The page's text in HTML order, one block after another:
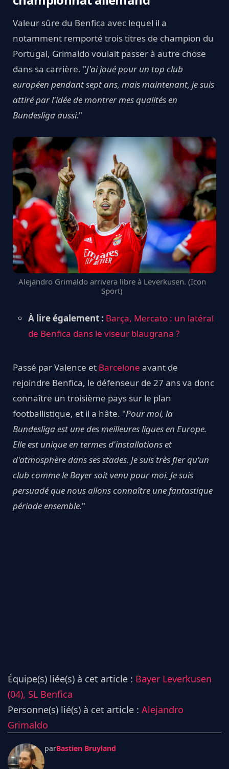
Valeur sûre du Benfica avec lequel il a
notamment remporté trois titres de champion du
Portugal, Grimaldo voulait passer à autre chose
dans sa carrière. "J'ai joué pour un top club
européen pendant sept ans, mais maintenant, je suis
attiré par l'idée de montrer mes qualités en
Bundesliga aussi."
Alejandro Grimaldo arrivera libre à Leverkusen. (Icon
Sport)
À lire également : Barça, Mercato : un latéral
de Benfica dans le viseur blaugrana ?
Passé par Valence et Barcelone avant de
rejoindre Benfica, le défenseur de 27 ans va donc
connaître un troisième pays sur le plan
footballistique, et il a hâte. "Pour moi, la
Bundesliga est une des meilleures ligues en Europe.
Elle est unique en termes d'installations et
d'atmosphère dans ses stades. Je suis très fier qu'un
club comme le Bayer soit venu pour moi. Je suis
persuadé que nous allons connaître une fantastique
période ensemble."
Équipe(s) liée(s) à cet article : Bayer Leverkusen
(04), SL Benfica
Personne(s) lié(s) à cet article : Alejandro
Grimaldo
parBastien Bruyland